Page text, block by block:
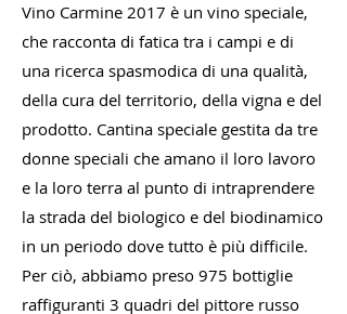
Vino Carmine 2017 è un vino speciale,
che racconta di fatica tra i campi e di
una ricerca spasmodica di una qualità,
della cura del territorio, della vigna e del
prodotto. Cantina speciale gestita da tre
donne speciali che amano il loro lavoro
e la loro terra al punto di intraprendere
la strada del biologico e del biodinamico
in un periodo dove tutto è più difficile.
Per ciò, abbiamo preso 975 bottiglie
raffiguranti 3 quadri del pittore russo